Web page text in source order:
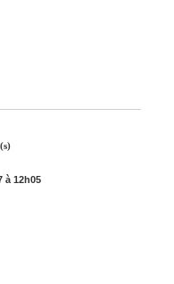
à 12h05